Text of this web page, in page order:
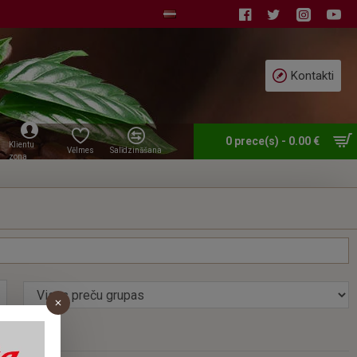
Kontakti
Klientu
zona
Vēlmes Salīdzināšana
0 prece(s) - 0.00 €